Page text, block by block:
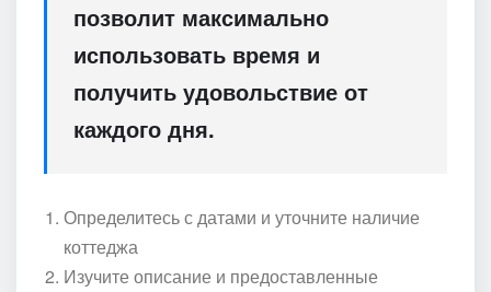
позволит максимально
использовать время и
получить удовольствие от
каждого дня.
Определитесь с датами и уточните наличие
коттеджа
Изучите описание и предоставленные